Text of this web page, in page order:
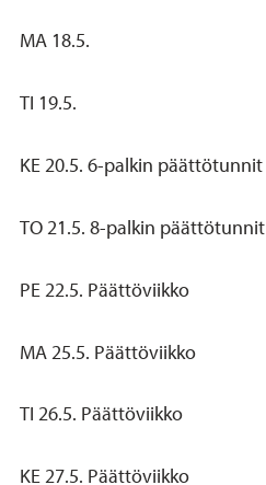
MA 18.5.
TI 19.5.
KE 20.5. 6-palkin päättötunnit
TO 21.5. 8-palkin päättötunnit
PE 22.5. Päättöviikko
MA 25.5. Päättöviikko
TI 26.5. Päättöviikko
KE 27.5. Päättöviikko